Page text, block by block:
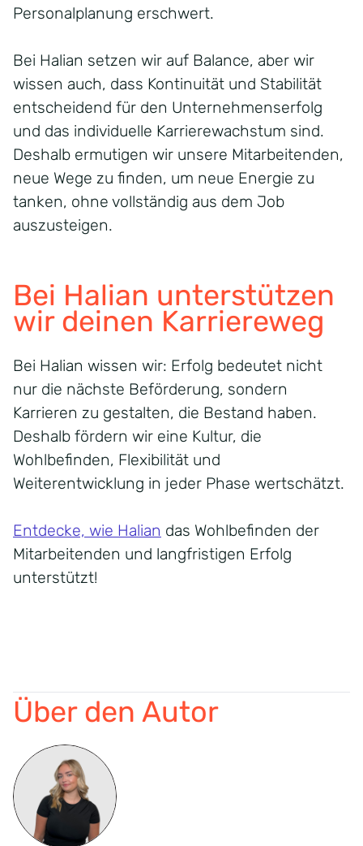
Personalplanung erschwert.
Bei Halian setzen wir auf Balance, aber wir
wissen auch, dass Kontinuität und Stabilität
entscheidend für den Unternehmenserfolg
und das individuelle Karrierewachstum sind.
Deshalb ermutigen wir unsere Mitarbeitenden,
neue Wege zu finden, um neue Energie zu
tanken, ohne vollständig aus dem Job
auszusteigen.
Bei Halian unterstützen
wir deinen Karriereweg
Bei Halian wissen wir: Erfolg bedeutet nicht
nur die nächste Beförderung, sondern
Karrieren zu gestalten, die Bestand haben.
Deshalb fördern wir eine Kultur, die
Wohlbefinden, Flexibilität und
Weiterentwicklung in jeder Phase wertschätzt.
Entdecke, wie Halian das Wohlbefinden der
Mitarbeitenden und langfristigen Erfolg
unterstützt!
Über den Autor